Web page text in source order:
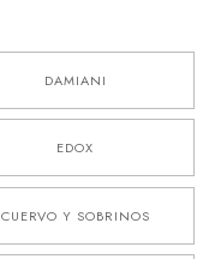
DAMIANI
EDOX
CUERVO Y SOBRINOS